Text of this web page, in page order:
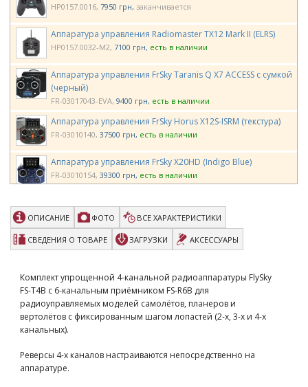
HP0157.0016 7950 грн заканчивается
Аппаратура управления Radiomaster TX12 Mark II (ELRS)
HP0157.0032-M2 7100 грн есть в наличии
Аппаратура управления FrSky Taranis Q X7 ACCESS с сумкой
(черный)
FR-03017043-EVA 9400 грн есть в наличии
Аппаратура управления FrSky Horus X12S-ISRM (текстура)
FR-03010140 37500 грн есть в наличии
Аппаратура управления FrSky X20HD (Indigo Blue)
FR-03010154 39300 грн есть в наличии
FR-03010216 81100 грн есть в наличии
Аппаратура авиа 10к Radiolink AT9S PRO с приемником
Пульт управления Spektrum iX20 DSMX
SPMR20100 144800 грн есть в наличии
Аппаратура управления Radiomaster Boxer (CC2500)
ОПИСАНИЕ ФОТО ВСЕ ХАРАКТЕРИСТИКИ
СВЕДЕНИЯ О ТОВАРЕ ЗАГРУЗКИ АКСЕССУАРЫ
Комплект упрощенной 4-канальной радиоаппаратуры FlySky
FS-T4B с 6-канальным приёмником FS-R6B для
радиоуправляемых моделей самолётов, планеров и
вертолётов с фиксированным шагом лопастей (2-х, 3-х и 4-х
канальных).
Реверсы 4-х каналов настраиваются непосредственно на
аппаратуре.